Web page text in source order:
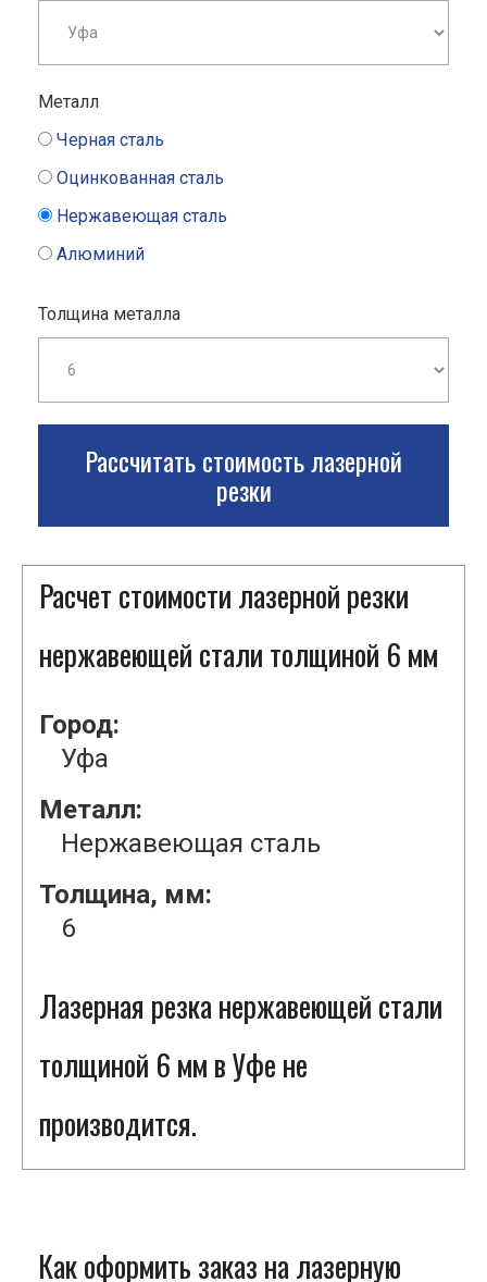
Металл
Черная сталь
Оцинкованная сталь
Нержавеющая сталь
Алюминий
Толщина металла
Рассчитать стоимость лазерной
резки
Расчет стоимости лазерной резки
нержавеющей стали толщиной 6 мм
Город:
Уфа
Металл:
Нержавеющая сталь
Толщина, мм:
6
Лазерная резка нержавеющей стали
толщиной 6 мм в Уфе не
производится.
Как оформить заказ на лазерную